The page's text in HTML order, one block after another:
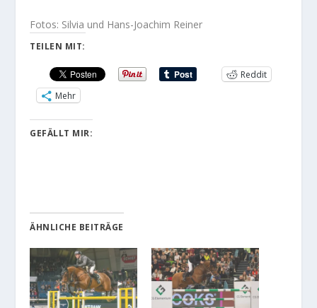
Fotos: Silvia und Hans-Joachim Reiner
TEILEN MIT:
Reddit
Mehr
GEFÄLLT MIR:
ÄHNLICHE BEITRÄGE